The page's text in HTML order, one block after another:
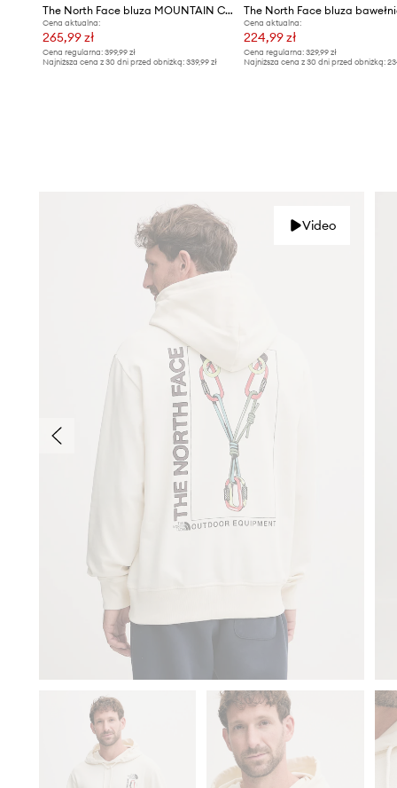
The North Face bluza MOUNTAIN CELEBRATION
Cena aktualna:
265,99 zł
Cena regularna: 399,99 zł
Najniższa cena z 30 dni przed obniżką: 339,99 zł
Cena aktualna:
224,99 zł
Cena regularna:329,99 zł
Najniższa cena z 30 dni przed obniżką:
Video